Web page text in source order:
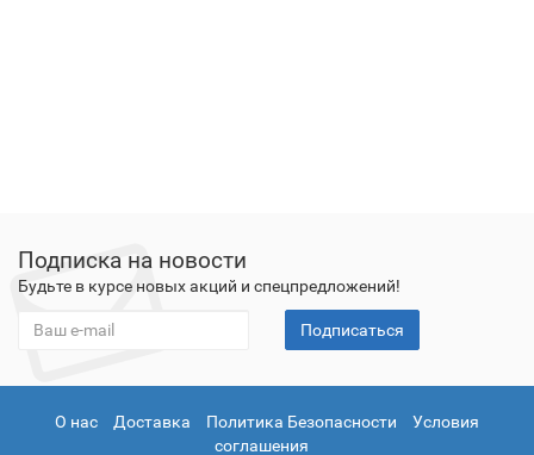
Подписка на новости
Будьте в курсе новых акций и спецпредложений!
Подписаться
О нас Доставка Политика Безопасности
Условия
соглашения